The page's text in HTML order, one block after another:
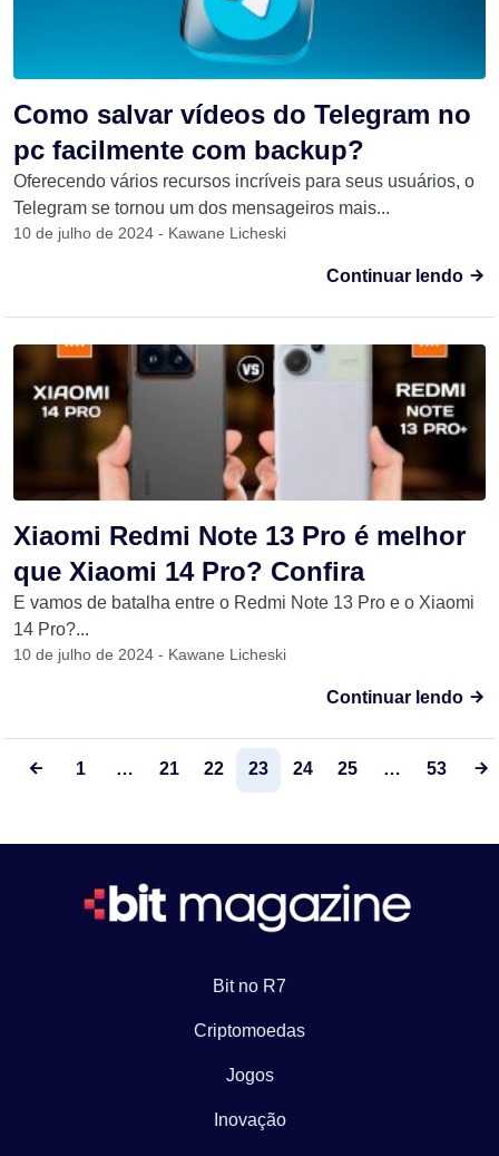
Como salvar vídeos do Telegram no
pc facilmente com backup?
Oferecendo vários recursos incríveis para seus usuários, o
Telegram se tornou um dos mensageiros mais...
10 de julho de 2024 - Kawane Licheski
Continuar lendo
Xiaomi Redmi Note 13 Pro é melhor
que Xiaomi 14 Pro? Confira
E vamos de batalha entre o Redmi Note 13 Pro e o Xiaomi
14 Pro?...
10 de julho de 2024 - Kawane Licheski
Continuar lendo
1 … 21 22 23 24 25 … 53
Bit no R7
Criptomoedas
Jogos
Inovação